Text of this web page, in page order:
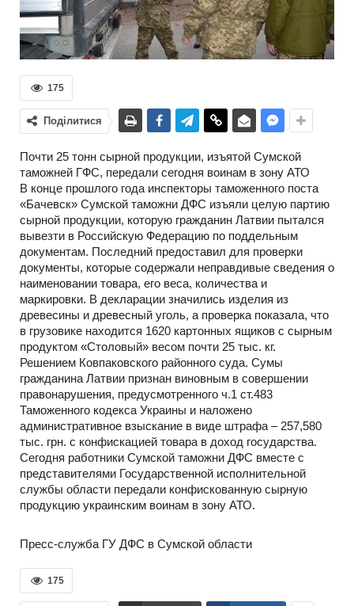
175
Поділитися
Почти 25 тонн сырной продукции, изъятой Сумской
таможней ГФС, передали сегодня воинам в зону АТО
В конце прошлого года инспекторы таможенного поста
«Бачевск» Сумской таможни ДФС изъяли целую партию
сырной продукции, которую гражданин Латвии пытался
вывезти в Российскую Федерацию по поддельным
документам. Последний предоставил для проверки
документы, которые содержали неправдивые сведения о
наименовании товара, его веса, количества и
маркировки. В декларации значились изделия из
древесины и древесный уголь, а проверка показала, что
в грузовике находится 1620 картонных ящиков с сырным
продуктом «Столовый» весом почти 25 тыс. кг.
Решением Ковпаковского районного суда. Сумы
гражданина Латвии признан виновным в совершении
правонарушения, предусмотренного ч.1 ст.483
Таможенного кодекса Украины и наложено
административное взыскание в виде штрафа – 257,580
тыс. грн. с конфискацией товара в доход государства.
Сегодня работники Сумской таможни ДФС вместе с
представителями Государственной исполнительной
службы области передали конфискованную сырную
продукцию украинским воинам в зону АТО.
Пресс-служба ГУ ДФС в Сумской области
175